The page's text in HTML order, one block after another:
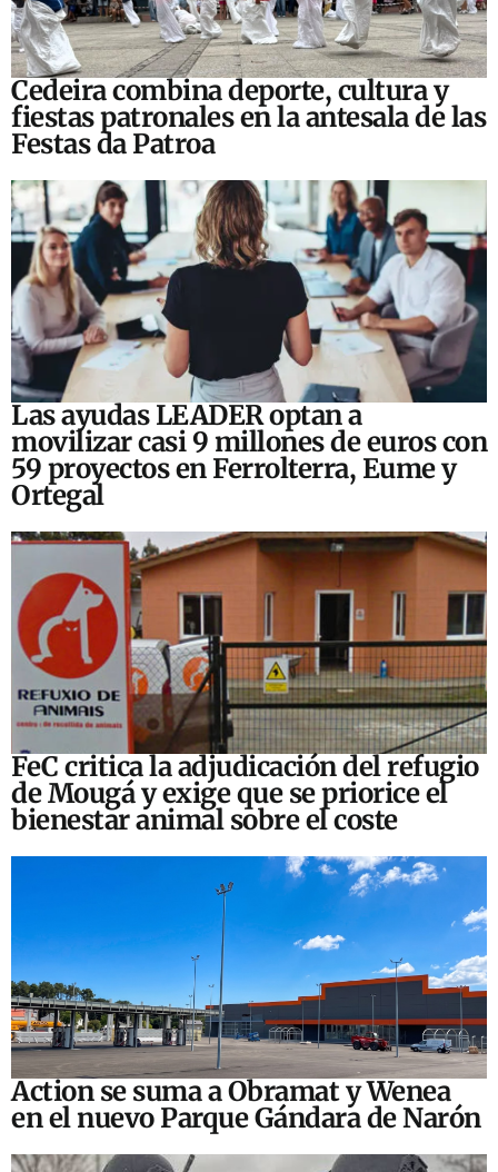
Cedeira combina deporte, cultura y
fiestas patronales en la antesala de las
Festas da Patroa
Las ayudas LEADER optan a
movilizar casi 9 millones de euros con
59 proyectos en Ferrolterra, Eume y
Ortegal
FeC critica la adjudicación del refugio
de Mougá y exige que se priorice el
bienestar animal sobre el coste
Action se suma a Obramat y Wenea
en el nuevo Parque Gándara de Narón